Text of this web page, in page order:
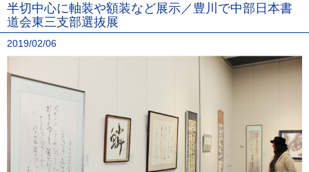
半切中心に軸装や額装など展示／豊川で中部日本書
道会東三支部選抜展
2019/02/06